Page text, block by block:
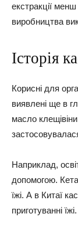
екстракції
виробництва
Історія
Корисні для
виявлені ще в
масло
Наприклад,
допомогою.
їжі. А в Китаї
приготуванні їжі.